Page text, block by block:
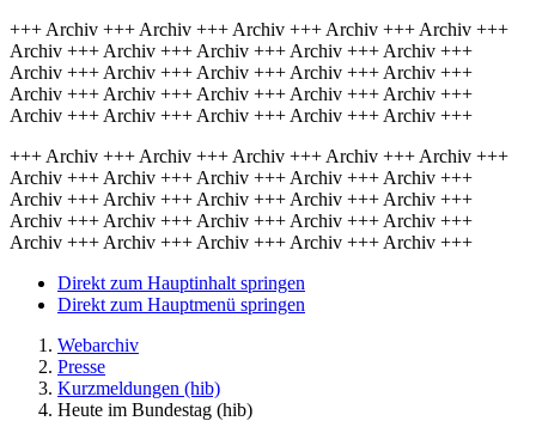
+++ Archiv +++ Archiv +++ Archiv +++ Archiv +++ Archiv +++
Archiv +++ Archiv +++ Archiv +++ Archiv +++ Archiv +++
Archiv +++ Archiv +++ Archiv +++ Archiv +++ Archiv +++
Archiv +++ Archiv +++ Archiv +++ Archiv +++ Archiv +++
Archiv +++ Archiv +++ Archiv +++ Archiv +++ Archiv +++
+++ Archiv +++ Archiv +++ Archiv +++ Archiv +++ Archiv +++
Archiv +++ Archiv +++ Archiv +++ Archiv +++ Archiv +++
Archiv +++ Archiv +++ Archiv +++ Archiv +++ Archiv +++
Archiv +++ Archiv +++ Archiv +++ Archiv +++ Archiv +++
Archiv +++ Archiv +++ Archiv +++ Archiv +++ Archiv +++
Direkt zum Hauptinhalt springen
Direkt zum Hauptmenü springen
Webarchiv
Presse
Kurzmeldungen (hib)
Heute im Bundestag (hib)